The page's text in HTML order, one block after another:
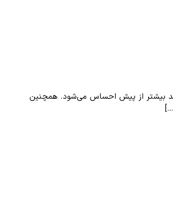
بیشتر از پیش احساس می‌شود. همچنین